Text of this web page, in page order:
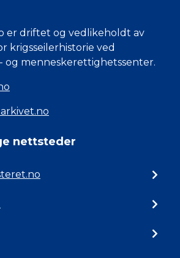
er driftet og vedlikeholdt av
krigsseilerhistorie ved
og menneskerettighetssenter.
nettsteder